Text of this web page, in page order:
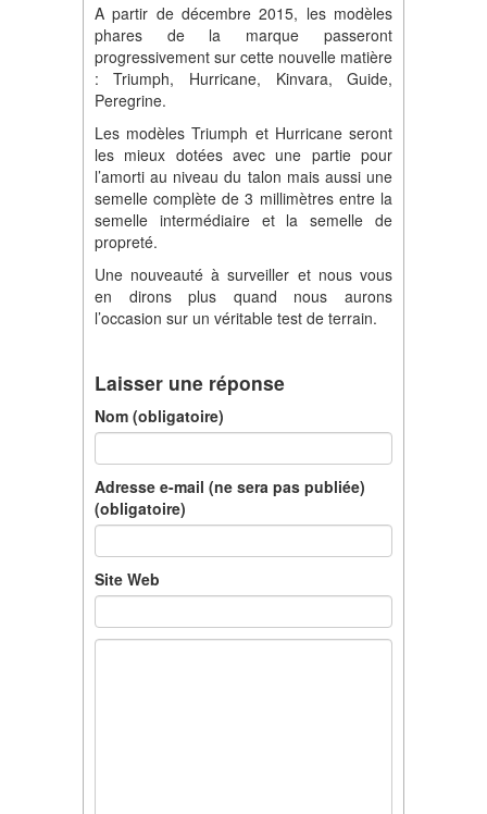
A partir de décembre 2015, les modèles
phares de la marque passeront
progressivement sur cette nouvelle matière
: Triumph, Hurricane, Kinvara, Guide,
Peregrine.
Les modèles Triumph et Hurricane seront
les mieux dotées avec une partie pour
l’amorti au niveau du talon mais aussi une
semelle complète de 3 millimètres entre la
semelle intermédiaire et la semelle de
propreté.
Une nouveauté à surveiller et nous vous
en dirons plus quand nous aurons
l’occasion sur un véritable test de terrain.
Laisser une réponse
Nom (obligatoire)
Adresse e-mail (ne sera pas publiée)
(obligatoire)
Site Web